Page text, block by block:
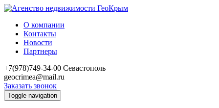
О компании
Контакты
Новости
Партнеры
+7(978)749-34-00 Севастополь
geocrimea@mail.ru
Заказать звонок
Toggle navigation